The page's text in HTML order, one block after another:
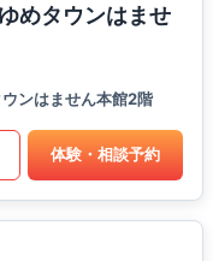
めタウンはませ
ンはません本館2階
体験・相談予約